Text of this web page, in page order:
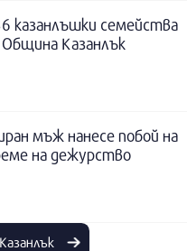
казанлъшки семейства
Казанлък
мъж нанесе побой на
на дежурство